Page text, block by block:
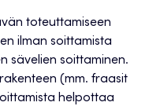
toteuttamiseen
ilman soittamista
sävelien soittaminen.
(mm. fraasit
helpottaa